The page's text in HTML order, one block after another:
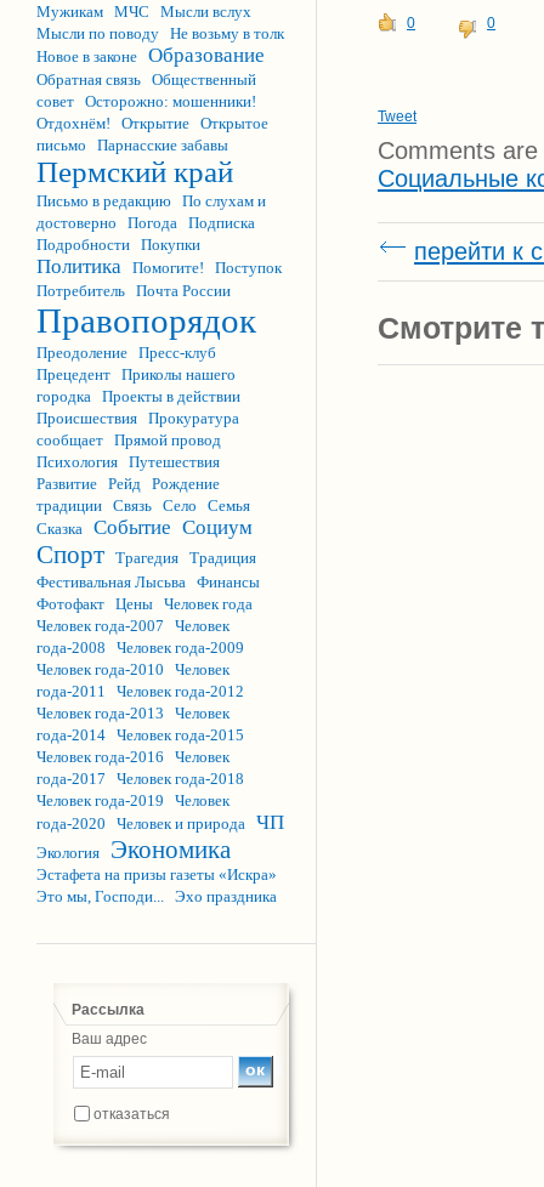
Мужикам МЧС
Мысли вслух
Мысли по поводу Не возьму в толк
Новое в законе Образование
Обратная связь Общественный
совет Осторожно: мошенники!
Отдохнём!
Открытие Открытое
письмо
Парнасские забавы
Пермский край
Письмо в редакцию По слухам и
достоверно
Погода Подписка
Подробности Покупки
Политика Помогите!
Поступок
Потребитель Почта России
Правопорядок
Преодоление Пресс-клуб
Прецедент Приколы нашего
городка Проекты в действии
Происшествия Прокуратура
сообщает Прямой провод
Психология Путешествия
Развитие Рейд Рождение
традиции Связь Село
Семья
Сказка Событие Социум
Спорт Трагедия Традиция
Фестивальная Лысьва Финансы
Фотофакт Цены Человек года
Человек года-2007
Человек
года-2008
Человек года-2009
Человек года-2010
Человек
года-2011
Человек года-2012
Человек года-2013
Человек
года-2014 Человек года-2015
Человек года-2016
Человек
года-2017
Человек года-2018
Человек года-2019
Человек
года-2020
Человек и природа ЧП
Экология Экономика
Эстафета на призы газеты «Искра»
Это мы, Господи... Эхо праздника
Рассылка
Ваш адрес
отказаться
0 0
Tweet
Comments are
Социальные
перейти к
Смотрите